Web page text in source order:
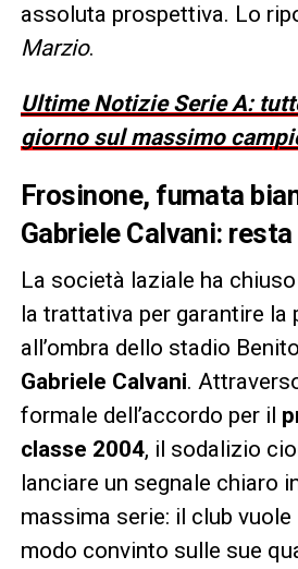
assoluta prospettiva. Lo
Marzio.
Ultime Notizie Serie A:
giorno sul massimo
Frosinone, fumata
Gabriele Calvani:
La società laziale ha
la trattativa per garantire la
all’ombra dello stadio
Gabriele Calvani.
formale dell’accordo per il
classe 2004, il sodalizio
lanciare un segnale chiaro
massima serie: il club
modo convinto sulle sue